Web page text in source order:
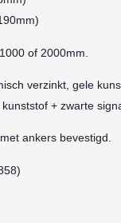
of 2000mm.
verzinkt, gele
+ zwarte
ankers bevestigd.